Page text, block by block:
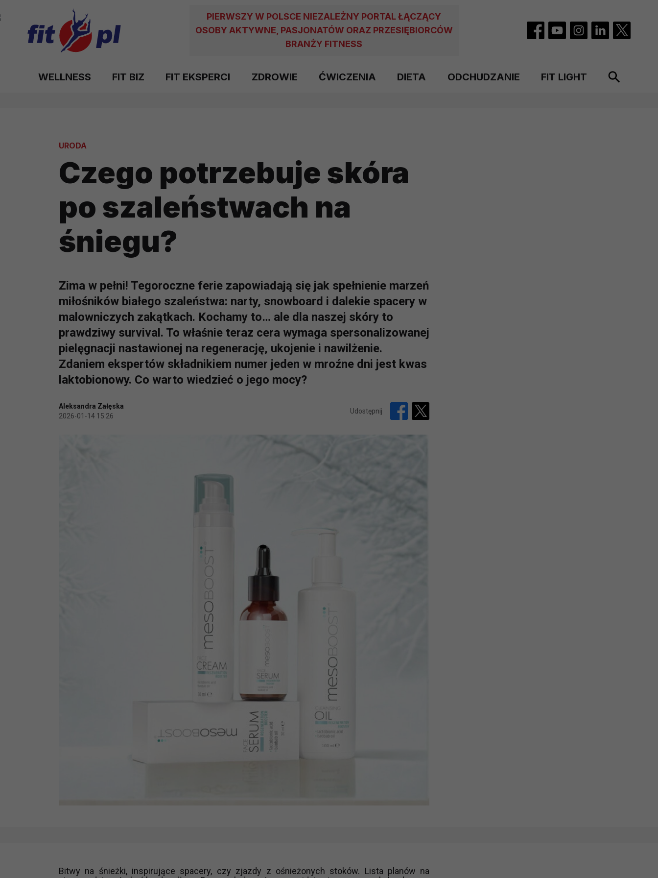
PIERWSZY W POLSCE NIEZALEŻNY PORTAL ŁĄCZĄCY
OSOBY AKTYWNE, PASJONATÓW ORAZ PRZESIĘBIORCÓW
BRANŻY FITNESS
WELLNESS FIT BIZ FIT EKSPERCI ZDROWIE ĆWICZENIA DIETA ODCHUDZANIE FIT LIGHT
URODA
Czego potrzebuje skóra
po szaleństwach na
śniegu?
Zima w pełni! Tegoroczne ferie zapowiadają się jak spełnienie marzeń
miłośników białego szaleństwa: narty, snowboard i dalekie spacery w
malowniczych zakątkach. Kochamy to… ale dla naszej skóry to
prawdziwy survival. To właśnie teraz cera wymaga spersonalizowanej
pielęgnacji nastawionej na regenerację, ukojenie i nawilżenie.
Zdaniem ekspertów składnikiem numer jeden w mroźne dni jest kwas
laktobionowy. Co warto wiedzieć o jego mocy?
Aleksandra Załęska
2026-01-14 15:26
Udostępnij
Bitwy na śnieżki, inspirujące spacery, czy zjazdy z ośnieżonych stoków. Lista planów na